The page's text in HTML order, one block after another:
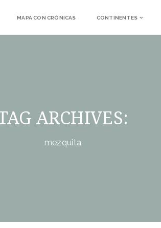
MAPA CON CRÓNICAS CONTINENTES
ARCHIVES:
mezquita